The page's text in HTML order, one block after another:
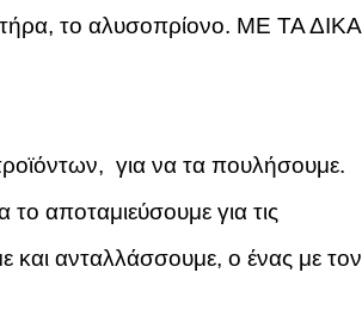
το αλυσοπρίονο. ΜΕ ΤΑ ΔΙΚΑ
για να τα πουλήσουμε.
αποταμιεύσουμε για τις
και ανταλλάσσουμε, ο ένας με τον